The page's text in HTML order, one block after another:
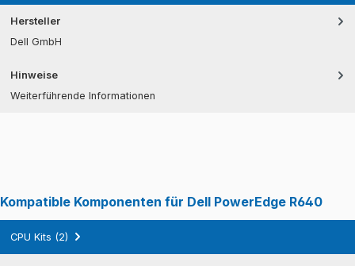
Hersteller
Dell GmbH
Hinweise
Weiterführende Informationen
Kompatible Komponenten für Dell PowerEdge R640
CPU Kits (2)